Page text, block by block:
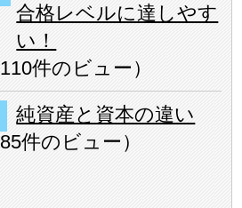
合格レベルに達しやす
い！
110件のビュー ）
純資産と資本の違い
85件のビュー ）